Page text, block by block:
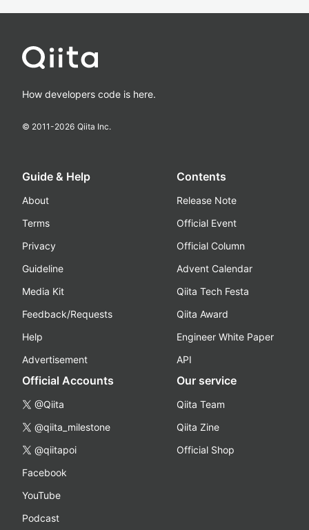
How developers code is here.
© 2011-2026 Qiita Inc.
Guide & Help
About
Terms
Privacy
Guideline
Media Kit
Feedback/Requests
Help
Advertisement
Contents
Release Note
Official Event
Official Column
Advent Calendar
Qiita Tech Festa
Qiita Award
Engineer White Paper
API
Official Accounts
@Qiita
@qiita_milestone
@qiitapoi
Facebook
YouTube
Podcast
Our service
Qiita Team
Qiita Zine
Official Shop